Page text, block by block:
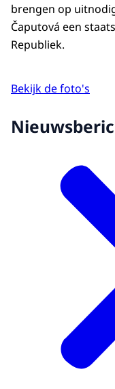
brengen op
Čaputová een
Republiek.
Bekijk de foto's